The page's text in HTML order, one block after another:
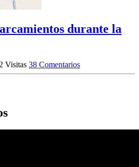
durante la
Visitas 38 Comentarios